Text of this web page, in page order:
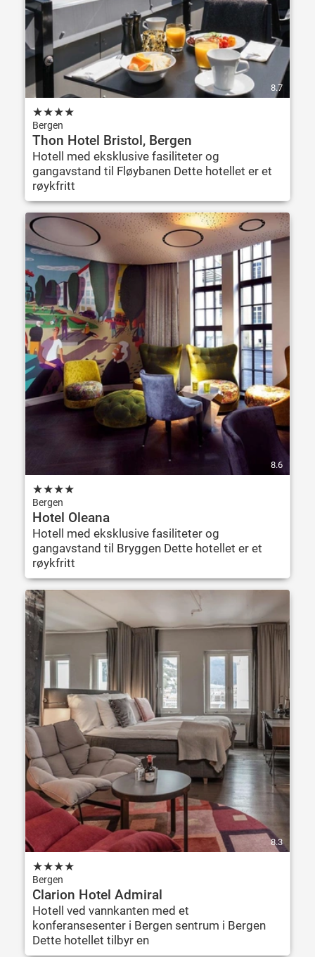
8.7
★★★★
Bergen
Thon Hotel Bristol, Bergen
Hotell med eksklusive fasiliteter og
gangavstand til Fløybanen Dette hotellet er et
røykfritt
8.6
★★★★
Bergen
Hotel Oleana
Hotell med eksklusive fasiliteter og
gangavstand til Bryggen Dette hotellet er et
røykfritt
8.3
★★★★
Bergen
Clarion Hotel Admiral
Hotell ved vannkanten med et
konferansesenter i Bergen sentrum i Bergen
Dette hotellet tilbyr en